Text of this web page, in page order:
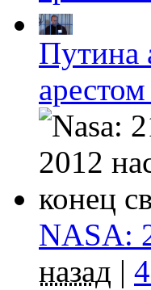
Путина
NASA:
назад |